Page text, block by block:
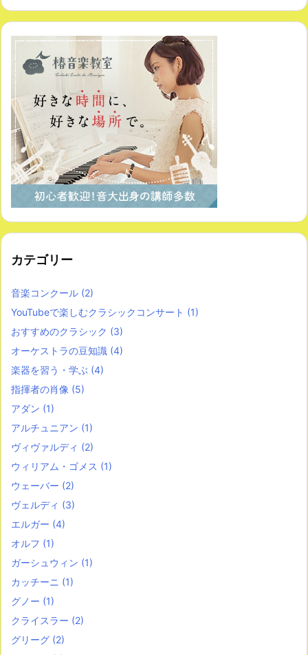
カテゴリー
音楽コンクール (2)
YouTubeで楽しむクラシックコンサート (1)
おすすめのクラシック (3)
オーケストラの豆知識 (4)
楽器を習う・学ぶ (4)
指揮者の肖像 (5)
アダン (1)
アルチュニアン (1)
ヴィヴァルディ (2)
ウィリアム・ゴメス (1)
ウェーバー (2)
ヴェルディ (3)
エルガー (4)
オルフ (1)
ガーシュウィン (1)
カッチーニ (1)
グノー (1)
クライスラー (2)
グリーグ (2)